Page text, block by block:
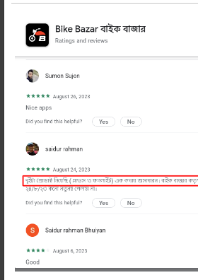
125 টাকা 150 টাকা
GL E7C স্পার্ক প্লাগ শর্ট ও মোটা আকৃতির
প্রডাক্ট হাতে পেয়ে টাকা পরিশোধ
ইজি ও ফ্রী রিটার্ন
- +
অর্ডার
সকল
শেয়ার করুন: